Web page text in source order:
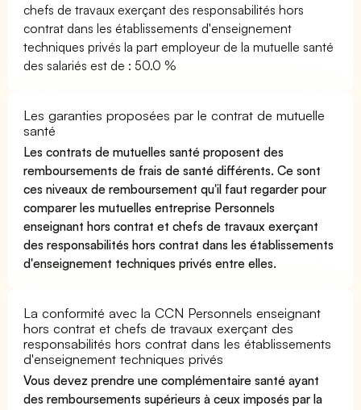
chefs de travaux exerçant des responsabilités hors
contrat dans les établissements d'enseignement
techniques privés la part employeur de la mutuelle santé
des salariés est de : 50.0 %
Les garanties proposées par le contrat de mutuelle
santé
Les contrats de mutuelles santé proposent des
remboursements de frais de santé différents. Ce sont
ces niveaux de remboursement qu'il faut regarder pour
comparer les mutuelles entreprise Personnels
enseignant hors contrat et chefs de travaux exerçant
des responsabilités hors contrat dans les établissements
d'enseignement techniques privés entre elles.
La conformité avec la CCN Personnels enseignant
hors contrat et chefs de travaux exerçant des
responsabilités hors contrat dans les établissements
d'enseignement techniques privés
Vous devez prendre une complémentaire santé ayant
des remboursements supérieurs à ceux imposés par la